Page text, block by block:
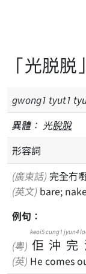
「光脱脱」
gwong1 tyut1
異體： 光脫脫
形容詞
(廣東話) 完全冇
(英文) bare;
例句：
(粵) 佢
keoi5
沖
cung1
完
jyun4
(英) He comes